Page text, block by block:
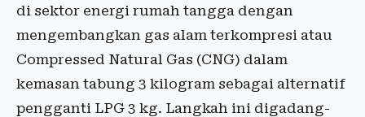
di sektor energi rumah tangga dengan
mengembangkan gas alam terkompresi atau
Compressed Natural Gas (CNG) dalam
kemasan tabung 3 kilogram sebagai alternatif
pengganti LPG 3 kg. Langkah ini digadang-